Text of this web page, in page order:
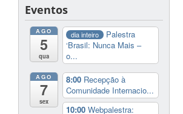
Eventos
AGO
5
qua
dia inteiro
Palestra
‘Brasil: Nunca Mais –
o...
AGO
7
sex
8:00 Recepção à
Comunidade Internacio...
10:00Webpalestra: